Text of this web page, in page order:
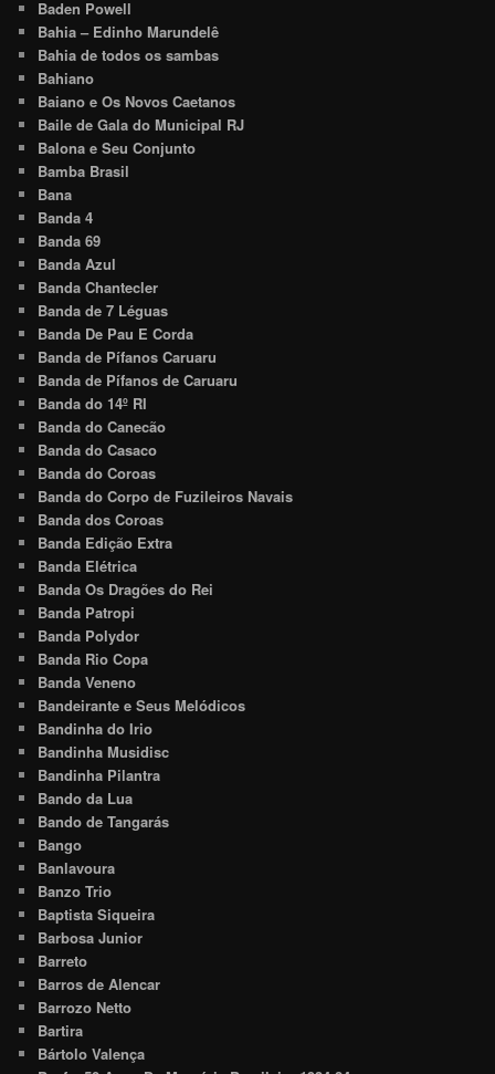
Baden Powell
Bahia – Edinho Marundelê
Bahia de todos os sambas
Bahiano
Baiano e Os Novos Caetanos
Baile de Gala do Municipal RJ
Balona e Seu Conjunto
Bamba Brasil
Bana
Banda 4
Banda 69
Banda Azul
Banda Chantecler
Banda de 7 Léguas
Banda De Pau E Corda
Banda de Pífanos Caruaru
Banda de Pífanos de Caruaru
Banda do 14º RI
Banda do Canecão
Banda do Casaco
Banda do Coroas
Banda do Corpo de Fuzileiros Navais
Banda dos Coroas
Banda Edição Extra
Banda Elétrica
Banda Os Dragões do Rei
Banda Patropi
Banda Polydor
Banda Rio Copa
Banda Veneno
Bandeirante e Seus Melódicos
Bandinha do Irio
Bandinha Musidisc
Bandinha Pilantra
Bando da Lua
Bando de Tangarás
Bango
Banlavoura
Banzo Trio
Baptista Siqueira
Barbosa Junior
Barreto
Barros de Alencar
Barrozo Netto
Bartira
Bártolo Valença